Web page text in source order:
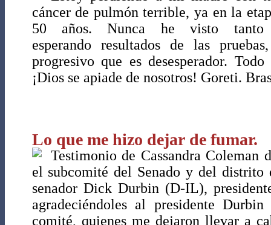
cáncer de pulmón terrible, ya en la
50 años. Nunca he visto tanto
esperando resultados de las
progresivo que es desesperador.
¡Dios se apiade de nosotros! Goreti.
Lo que me hizo dejar de fumar.
Testimonio de Cassandra Coleman
el subcomité del Senado y del
senador Dick Durbin (D-IL),
agradeciéndoles al presidente
comité, quienes me dejaron llevar a